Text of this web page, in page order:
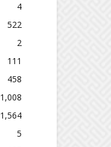
4
522
2
111
458
1,008
1,564
5